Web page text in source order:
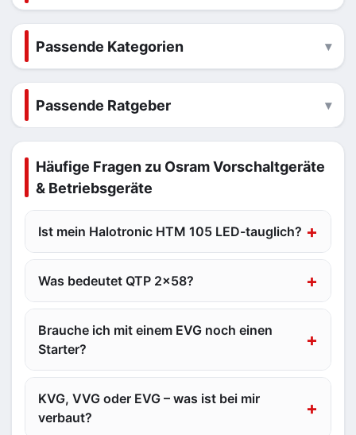
Passende Kategorien
Passende Ratgeber
Häufige Fragen zu Osram Vorschaltgeräte
& Betriebsgeräte
Ist mein Halotronic HTM 105 LED-tauglich?
Was bedeutet QTP 2x58?
Brauche ich mit einem EVG noch einen
Starter?
KVG, VVG oder EVG – was ist bei mir
verbaut?